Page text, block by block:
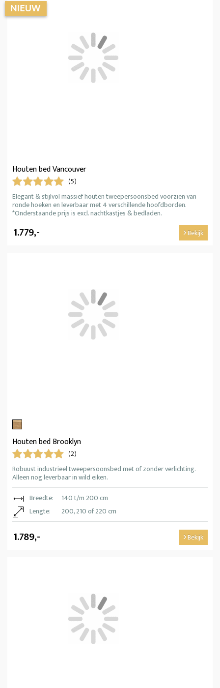
Houten bed Vancouver
(5)
Elegant & stijlvol massief houten tweepersoonsbed voorzien van
ronde hoeken en leverbaar met 4 verschillende hoofdborden.
*Onderstaande prijs is excl. nachtkastjes & bedladen.
1.779,- Bekijk
Houten bed Brooklyn
(2)
Robuust industrieel tweepersoonsbed met of zonder verlichting.
Alleen nog leverbaar in wild eiken.
Breedte:
140 t/m 200 cm
Lengte:
200, 210 of 220 cm
1.789,- Bekijk